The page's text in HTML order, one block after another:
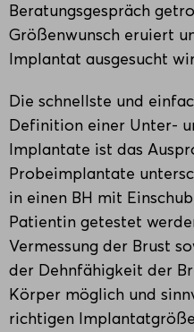
Beratungsgespräch
Größenwunsch eruiert
Implantat ausgesucht
Die schnellste und
Definition einer Unter-
Implantate ist das
Probeimplantate
in einen BH mit
Patientin getestet
Vermessung der Brust
der Dehnfähigkeit der
Körper möglich und
richtigen